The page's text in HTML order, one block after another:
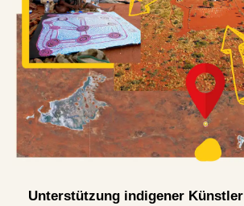
Unterstützung indigener Künstler